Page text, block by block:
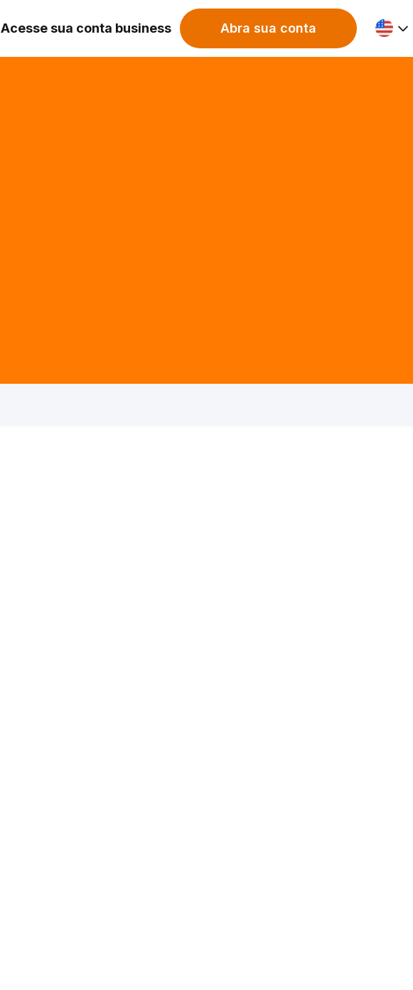
Acesse sua conta business Abra sua conta